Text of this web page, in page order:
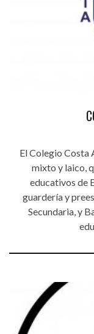
El Colegio Costa
mixto y laico,
educativos de
guardería y
Secundaria, y